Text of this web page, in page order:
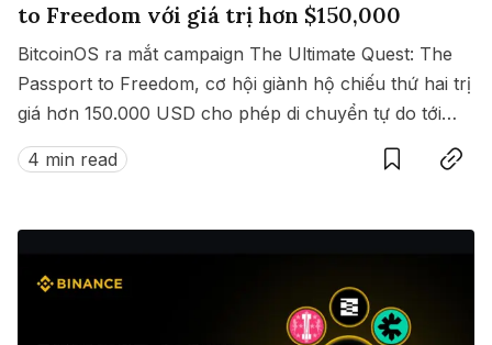
to Freedom với giá trị hơn $150,000
BitcoinOS ra mắt campaign The Ultimate Quest: The
Passport to Freedom, cơ hội giành hộ chiếu thứ hai trị
giá hơn 150.000 USD cho phép di chuyển tự do tới
hàng loạt quốc gia không cần visa.
4 min read
SaveCopy link